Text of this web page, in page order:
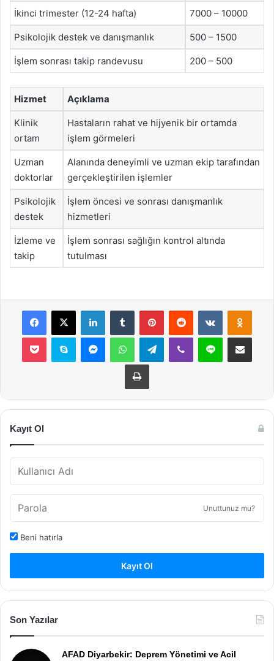
İkinci trimester (12-24 hafta) 7000 – 10000
Psikolojik destek ve danışmanlık 500 – 1500
İşlem sonrası takip randevusu 200 – 500
Hizmet Açıklama
Klinik
ortam
Hastaların rahat ve hijyenik bir ortamda
işlem görmeleri
Uzman
doktorlar
Alanında deneyimli ve uzman ekip tarafından
gerçekleştirilen işlemler
Psikolojik
destek
İşlem öncesi ve sonrası danışmanlık
hizmetleri
İzleme ve
takip
İşlem sonrası sağlığın kontrol altında
tutulması
Facebook
X LinkedInTumblr PinterestReddit VKontakte
Pocket Skype MessengerWhatsAppTelegramViber Line E-Posta ile
Yazdır
Kayıt Ol
Unuttunuz mu?
Beni hatırla
Kayıt Ol
Son Yazılar
AFAD Diyarbekir: Deprem Yönetimi ve Acil